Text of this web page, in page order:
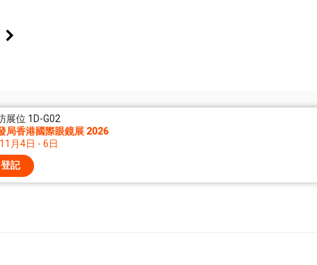
展位 1D-G02
局香港國際眼鏡展 2026
月4日 - 6日
記